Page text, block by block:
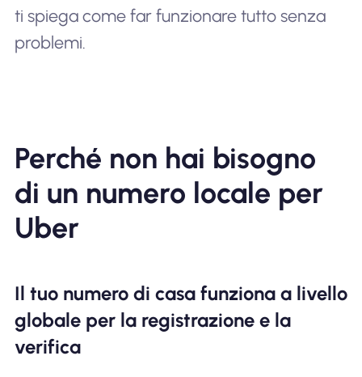
ti spiega come far funzionare tutto senza
problemi.
Perché non hai bisogno
di un numero locale per
Uber
Il tuo numero di casa funziona a livello
globale per la registrazione e la
verifica